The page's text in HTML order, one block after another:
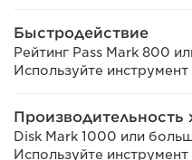
Быстродействие
Рейтинг Pass Mark 800
Используйте
Производительность
Disk Mark 1000 или
Используйте